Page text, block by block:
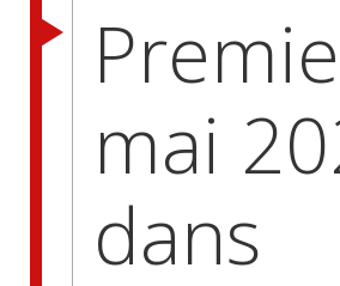
mai
dans